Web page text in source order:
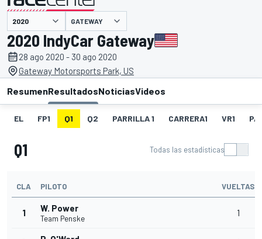
presentado por GATEWAY
2020 IndyCar Gateway
28 ago 2020 - 30 ago 2020
Gateway Motorsports Park, US
ResumenResultadosNoticiasVideos
EL FP1 Q1 Q2 PARRILLA 1 CARRERA1 VR1
Q1 Todas las estadísticas
CLA PILOTO VUELTAS
1 W. Power
Team Penske
1